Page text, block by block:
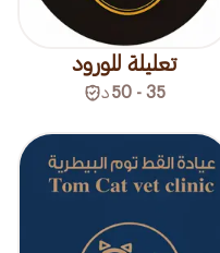
تعليلة للورود
35 - 50 د